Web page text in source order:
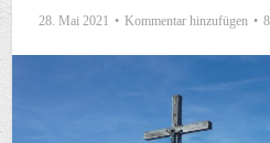
28. Mai 2021 Kommentar hinzufügen